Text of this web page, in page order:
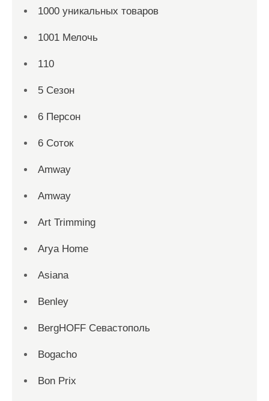
1000 уникальных товаров
1001 Мелочь
110
5 Сезон
6 Персон
6 Соток
Amway
Amway
Art Trimming
Arya Home
Asiana
Benley
BergHOFF Севастополь
Bogacho
Bon Prix